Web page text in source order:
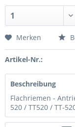
Merken
Artikel-Nr.:
Beschreibung
Flachriemen -
520 / TT520 / TT-